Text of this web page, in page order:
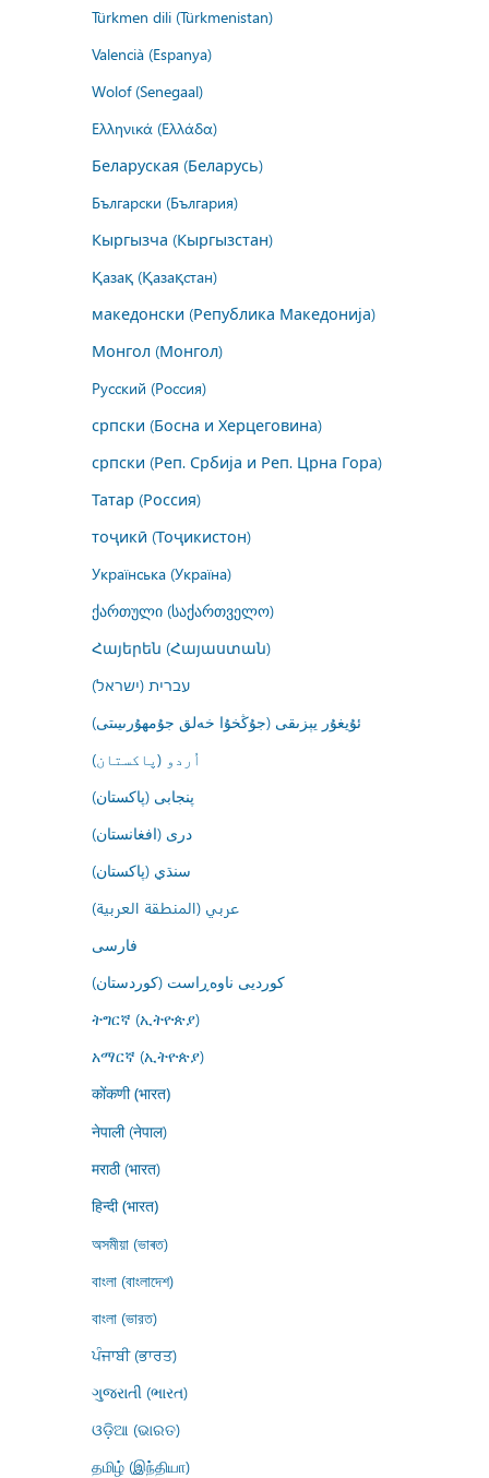
Türkmen dili (Türkmenistan)
Valencià (Espanya)
Wolof (Senegaal)
Ελληνικά (Ελλάδα)
Беларуская (Беларусь)
Български (България)
Кыргызча (Кыргызстан)
Қазақ (Қазақстан)
македонски (Република Македонија)
Монгол (Монгол)
Русский (Россия)
српски (Босна и Херцеговина)
српски (Реп. Србија и Реп. Црна Гора)
Татар (Россия)
тоҷикӣ (Тоҷикистон)
Українська (Україна)
ქართული (საქართველო)
Հայերեն (Հայաստան)
עברית (ישראל)
ئۇيغۇر يېزىقى (جۇڭخۇا خەلق جۇمھۇرىيىتى)
اُردو (پاکستان)
پنجابی (پاکستان)
درى (افغانستان)
سنڌي (پاکستان)
عربي (المنطقة العربية)
فارسى
کوردیی ناوەڕاست (کوردستان)
ትግርኛ (ኢትዮጵያ)
አማርኛ (ኢትዮጵያ)
कोंकणी (भारत)
नेपाली (नेपाल)
मराठी (भारत)
हिन्दी (भारत)
অসমীয়া (ভাৰত)
বাংলা (বাংলাদেশ)
বাংলা (ভারত)
ਪੰਜਾਬੀ (ਭਾਰਤ)
ગુજરાતી (ભારત)
ଓଡ଼ିଆ (ଭାରତ)
தமிழ் (இந்தியா)